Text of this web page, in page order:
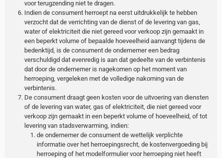
voor terugzending niet te dragen.
Indien de consument herroept na eerst uitdrukkelijk te hebben
verzocht dat de verrichting van de dienst of de levering van gas,
water of elektriciteit die niet gereed voor verkoop zijn gemaakt in
een beperkt volume of bepaalde hoeveelheid aanvangt tijdens de
bedenktijd, is de consument de ondernemer een bedrag
verschuldigd dat evenredig is aan dat gedeelte van de verbintenis
dat door de ondernemer is nagekomen op het moment van
herroeping, vergeleken met de volledige nakoming van de
verbintenis.
De consument draagt geen kosten voor de uitvoering van diensten
of de levering van water, gas of elektriciteit, die niet gereed voor
verkoop zijn gemaakt in een beperkt volume of hoeveelheid, of tot
levering van stadsverwarming, indien:
de ondernemer de consument de wettelijk verplichte
informatie over het herroepingsrecht, de kostenvergoeding bij
herroeping of het modelformulier voor herroeping niet heeft